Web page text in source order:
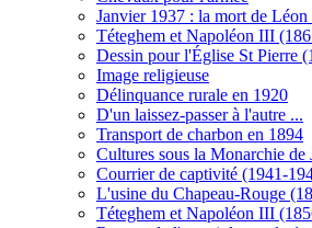
Janvier 1937 : la mort de Léon
Téteghem et Napoléon III
Dessin pour l'Église St Pierre
Image religieuse
Délinquance rurale en 1920
D'un laissez-passer à l'autre ...
Transport de charbon en 1894
Cultures sous la Monarchie de
Courrier de captivité (1941-
L'usine du Chapeau-Rouge
Téteghem et Napoléon III